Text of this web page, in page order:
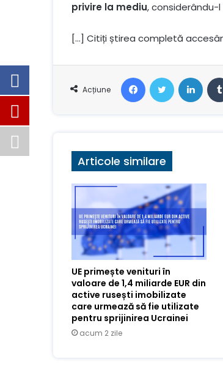
privire la mediu, considerându-
[…] Citiți știrea completă
Acțiune
FacebookStare de nervozitate
Articole similare
UE primește venituri în
valoare de 1,4 miliarde EUR din
active rusești imobilizate
care urmează să fie utilizate
pentru sprijinirea Ucrainei
acum 2 zile